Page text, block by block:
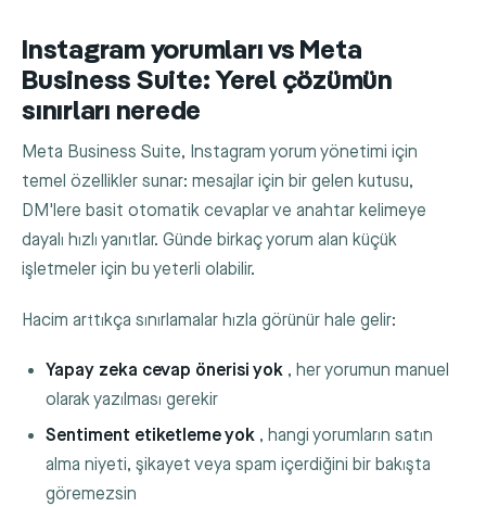
Instagram yorumları vs Meta
Business Suite: Yerel çözümün
sınırları nerede
Meta Business Suite, Instagram yorum yönetimi için
temel özellikler sunar: mesajlar için bir gelen kutusu,
DM'lere basit otomatik cevaplar ve anahtar kelimeye
dayalı hızlı yanıtlar. Günde birkaç yorum alan küçük
işletmeler için bu yeterli olabilir.
Hacim arttıkça sınırlamalar hızla görünür hale gelir:
Yapay zeka cevap önerisi yok , her yorumun manuel
olarak yazılması gerekir
Sentiment etiketleme yok , hangi yorumların satın
alma niyeti, şikayet veya spam içerdiğini bir bakışta
göremezsin